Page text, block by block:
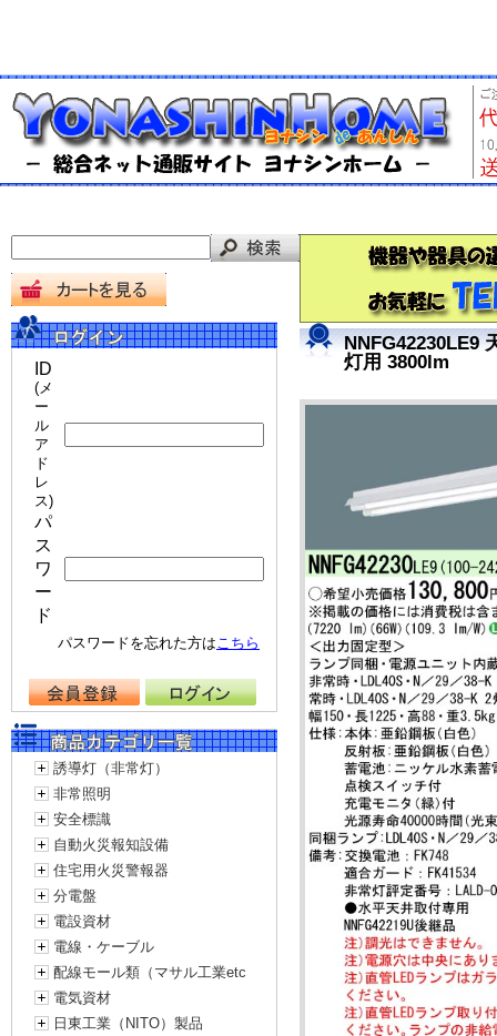
ID
(メ
ー
ル
ア
ド
レ
ス)
パ
ス
ワ
ー
ド
パスワードを忘れた方はこちら
誘導灯（非常灯）
非常照明
安全標識
自動火災報知設備
住宅用火災警報器
分電盤
電設資材
電線・ケーブル
配線モール類（マサル工業etc
電気資材
日東工業（NITO）製品
NNFG42230LE9
灯用 3800lm